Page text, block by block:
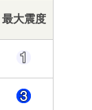
最大震度